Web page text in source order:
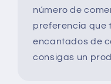
número de
preferencia que
encantados de
consigas un